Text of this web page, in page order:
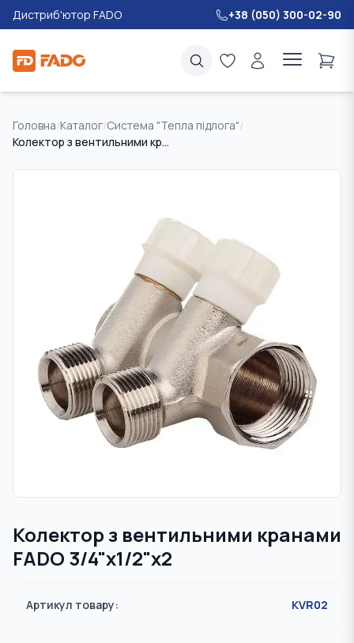
Дистриб'ютор FADO +38 (050) 300-02-90
Головна/Каталог/Система "Тепла підлога"/
Колектор з вентильними кранами FADO 3/4"x1/2"x2
Колектор з вентильними кранами
FADO 3/4"x1/2"x2
Артикул товару: KVR02